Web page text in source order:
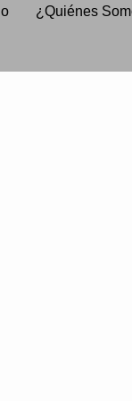
¿Quiénes